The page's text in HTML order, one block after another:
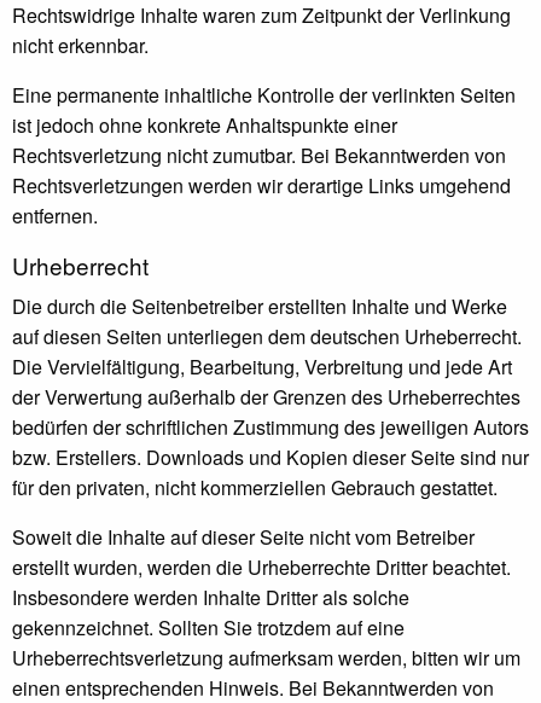
Rechtswidrige Inhalte waren zum Zeitpunkt der Verlinkung
nicht erkennbar.
Eine permanente inhaltliche Kontrolle der verlinkten Seiten
ist jedoch ohne konkrete Anhaltspunkte einer
Rechtsverletzung nicht zumutbar. Bei Bekanntwerden von
Rechtsverletzungen werden wir derartige Links umgehend
entfernen.
Urheberrecht
Die durch die Seitenbetreiber erstellten Inhalte und Werke
auf diesen Seiten unterliegen dem deutschen Urheberrecht.
Die Vervielfältigung, Bearbeitung, Verbreitung und jede Art
der Verwertung außerhalb der Grenzen des Urheberrechtes
bedürfen der schriftlichen Zustimmung des jeweiligen Autors
bzw. Erstellers. Downloads und Kopien dieser Seite sind nur
für den privaten, nicht kommerziellen Gebrauch gestattet.
Soweit die Inhalte auf dieser Seite nicht vom Betreiber
erstellt wurden, werden die Urheberrechte Dritter beachtet.
Insbesondere werden Inhalte Dritter als solche
gekennzeichnet. Sollten Sie trotzdem auf eine
Urheberrechtsverletzung aufmerksam werden, bitten wir um
einen entsprechenden Hinweis. Bei Bekanntwerden von